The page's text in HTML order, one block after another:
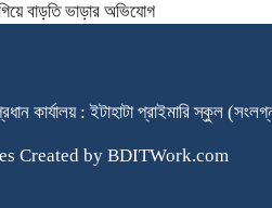
বাড়তি ভাড়ার অভিযোগ
কার্যালয় : ইটাহাটা প্রাইমারি
Created by BDITWork.com